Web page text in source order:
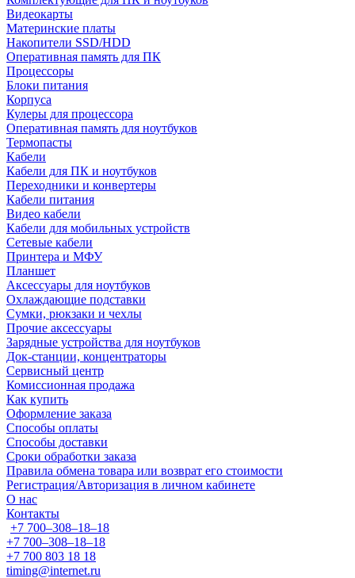
Видеокарты
Материнские платы
Накопители SSD/HDD
Оперативная память для ПК
Процессоры
Блоки питания
Корпуса
Кулеры для процессора
Оперативная память для ноутбуков
Термопасты
Кабели
Кабели для ПК и ноутбуков
Переходники и конвертеры
Кабели питания
Видео кабели
Кабели для мобильных устройств
Сетевые кабели
Принтера и МФУ
Планшет
Аксессуары для ноутбуков
Охлаждающие подставки
Сумки, рюкзаки и чехлы
Прочие аксессуары
Зарядные устройства для ноутбуков
Док-станции, концентраторы
Сервисный центр
Комиссионная продажа
Как купить
Оформление заказа
Способы оплаты
Способы доставки
Сроки обработки заказа
Правила обмена товара или возврат его стоимости
Регистрация/Авторизация в личном кабинете
О нас
Контакты
+7 700‒308‒18‒18
+7 700‒308‒18‒18
+7 700 803 18 18
timing@internet.ru